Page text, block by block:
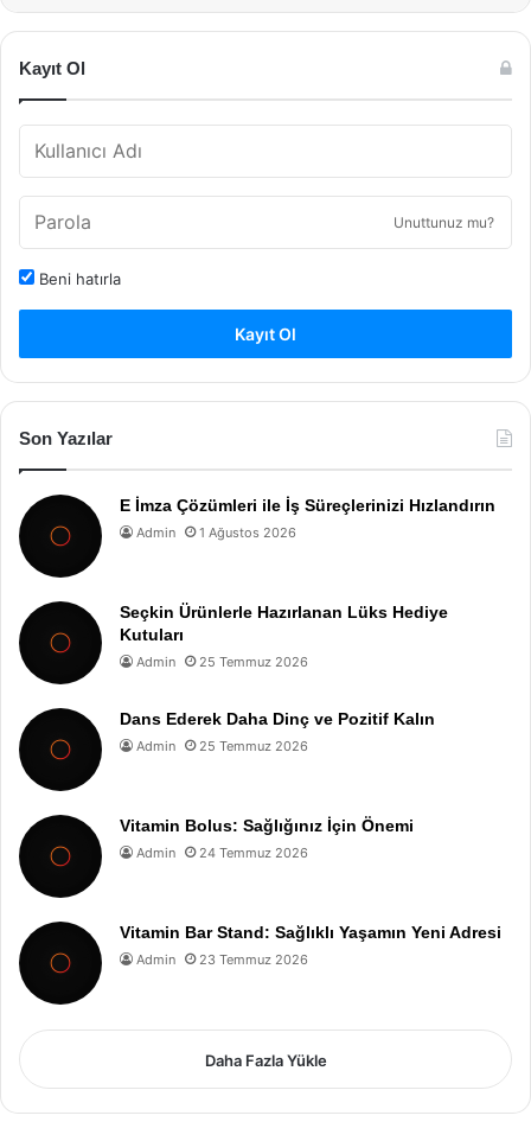
Kayıt Ol
Unuttunuz mu?
Beni hatırla
Kayıt Ol
Son Yazılar
E İmza Çözümleri ile İş Süreçlerinizi Hızlandırın
Admin 1 Ağustos 2026
Seçkin Ürünlerle Hazırlanan Lüks Hediye
Kutuları
Admin 25 Temmuz 2026
Dans Ederek Daha Dinç ve Pozitif Kalın
Admin 25 Temmuz 2026
Vitamin Bolus: Sağlığınız İçin Önemi
Admin 24 Temmuz 2026
Vitamin Bar Stand: Sağlıklı Yaşamın Yeni Adresi
Admin 23 Temmuz 2026
Daha Fazla Yükle